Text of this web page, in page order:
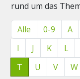
rund um das
Alle 0-9 A
I
J K L
T
U V W